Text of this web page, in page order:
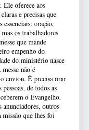
oferece aos
e precisas que
essenciais: oração,
os trabalhadores
que mande
empenho do
do ministério nasce
não é
enviou. É precisa orar
de todos as
o Evangelho.
anunciadores, outros
missão que lhes foi